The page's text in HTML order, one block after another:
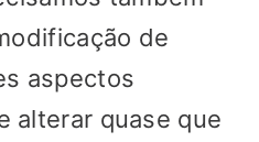
de
aspectos
alterar quase que